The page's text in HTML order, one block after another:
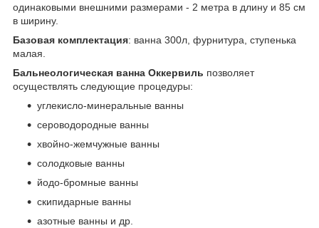
одинаковыми внешними размерами - 2 метра в длину и 85 см
в ширину.
Базовая комплектация: ванна 300л, фурнитура, ступенька
малая.
Бальнеологическая ванна Оккервиль позволяет
осуществлять следующие процедуры:
углекисло-минеральные ванны
сероводородные ванны
хвойно-жемчужные ванны
солодковые ванны
йодо-бромные ванны
скипидарные ванны
азотные ванны и др.